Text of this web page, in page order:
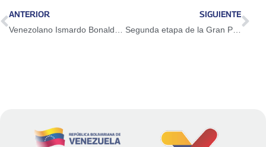
ANTERIOR SIGUIENTE
Segunda etapa de la Gran Peregrinación Nacional llegó al estado Anzoátegui